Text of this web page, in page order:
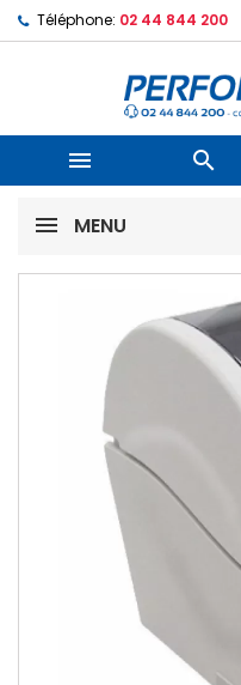
Téléphone: 02 44 844 200
 
MENU